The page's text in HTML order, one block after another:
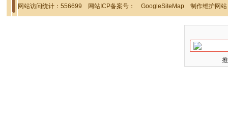
网站访问统计：556699 网站ICP备案号： GoogleSiteMap 制作维护网站